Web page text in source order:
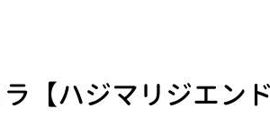
【ハジマリジエン